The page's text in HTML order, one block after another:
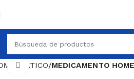
MEDICAMENTO
Haga Click para agrandar